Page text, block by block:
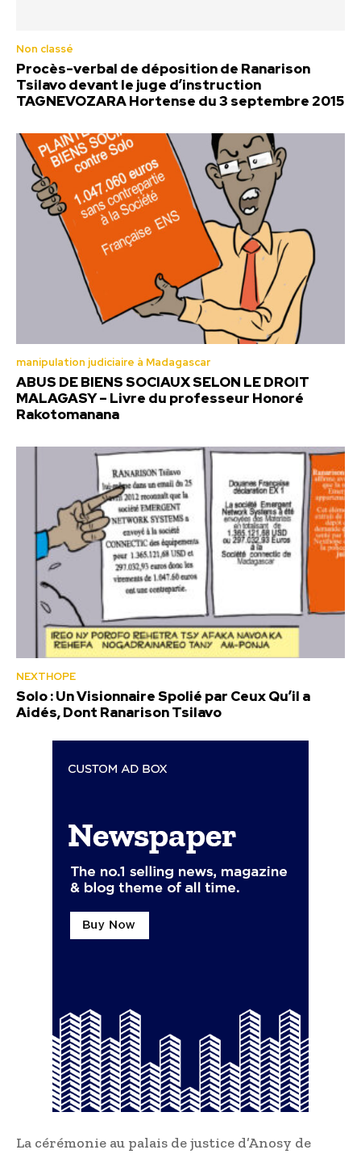
Non classé
Procès-verbal de déposition de Ranarison
Tsilavo devant le juge d’instruction
TAGNEVOZARA Hortense du 3 septembre 2015
manipulation judiciaire à Madagascar
ABUS DE BIENS SOCIAUX SELON LE DROIT
MALAGASY – Livre du professeur Honoré
Rakotomanana
NEXTHOPE
Solo : Un Visionnaire Spolié par Ceux Qu’il a
Aidés, Dont Ranarison Tsilavo
La cérémonie au palais de justice d’Anosy de